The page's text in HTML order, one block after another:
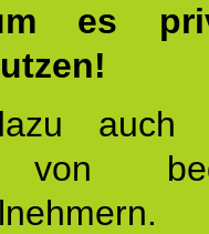
es